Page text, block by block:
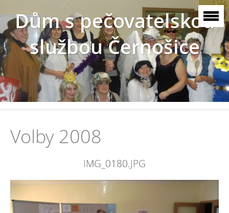
Dům s pečovatelskou
službou Černošice
Volby 2008
IMG_0180.JPG